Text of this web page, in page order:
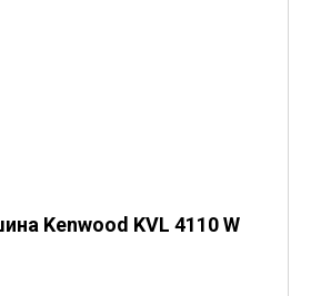
Kenwood KVL 4110 W